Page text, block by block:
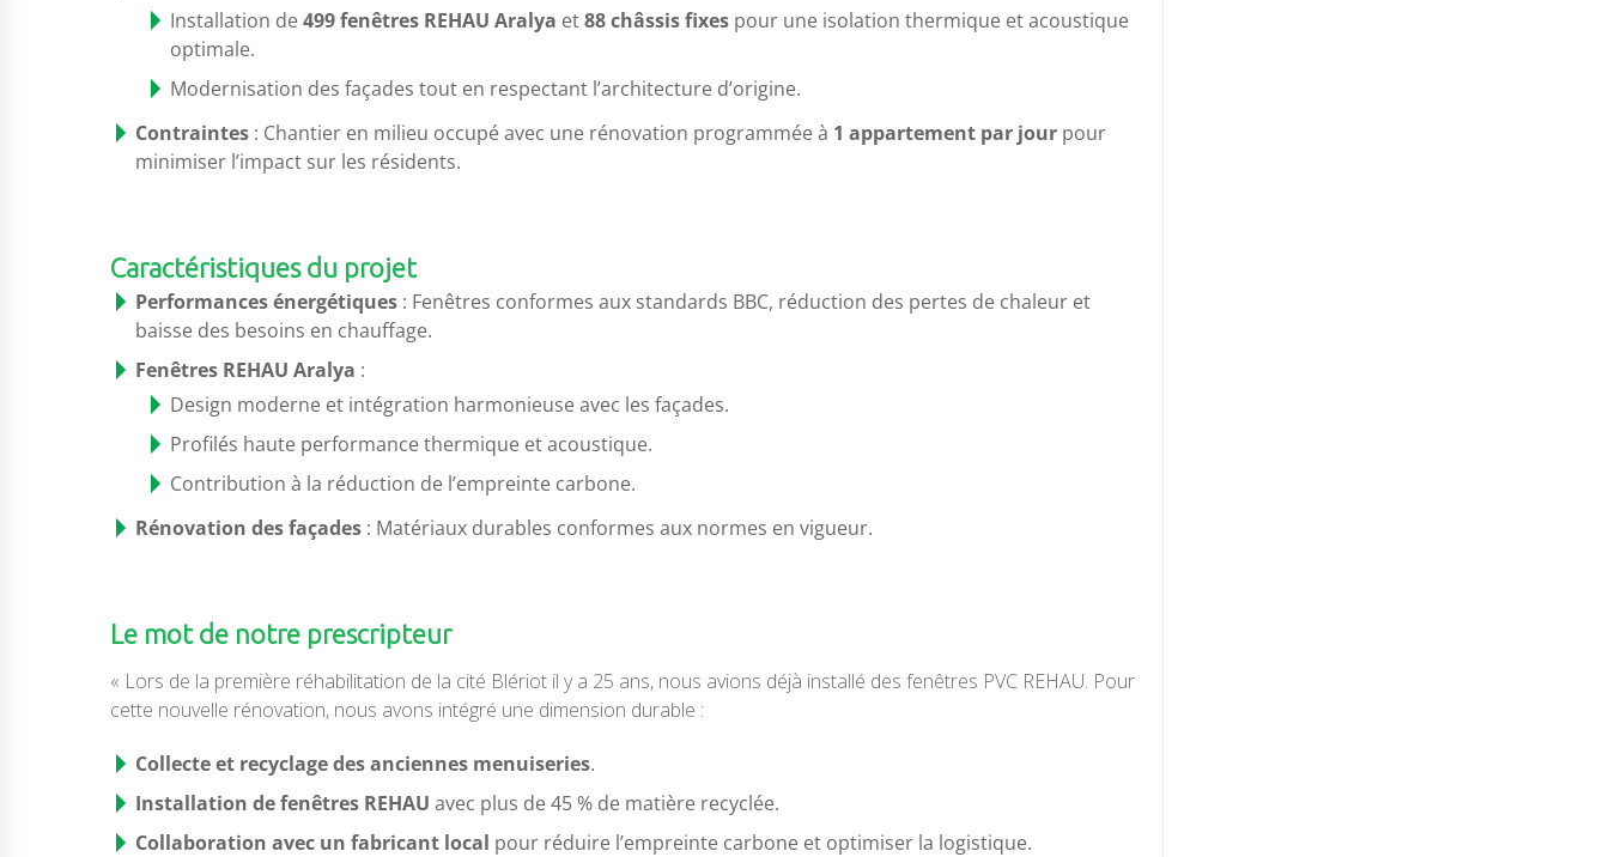
Installation de499 fenêtres REHAU Aralya et88 châssis fixespour une isolation thermique et acoustique
optimale.
Modernisation des façades tout en respectant l’architecture d’origine.
Contraintes: Chantier en milieu occupé avec une rénovation programmée à 1 appartement par jourpour
minimiser l’impact sur les résidents.
Caractéristiques du projet
Performances énergétiques: Fenêtres conformes aux standards BBC, réduction des pertes de chaleur et
baisse des besoins en chauffage.
Fenêtres REHAU Aralya :
Design moderne et intégration harmonieuse avec les façades.
Profilés haute performance thermique et acoustique.
Contribution à la réduction de l’empreinte carbone.
Rénovation des façades: Matériaux durables conformes aux normes en vigueur.
Le mot de notre prescripteur
« Lors de la première réhabilitation de la cité Blériot il y a 25 ans, nous avions déjà installé des fenêtres PVC REHAU. Pour
cette nouvelle rénovation, nous avons intégré une dimension durable :
Collecte et recyclage des anciennes menuiseries.
Installation de fenêtres REHAU avec plus de 45 % de matière recyclée.
Collaboration avec un fabricant local pour réduire l’empreinte carbone et optimiser la logistique.